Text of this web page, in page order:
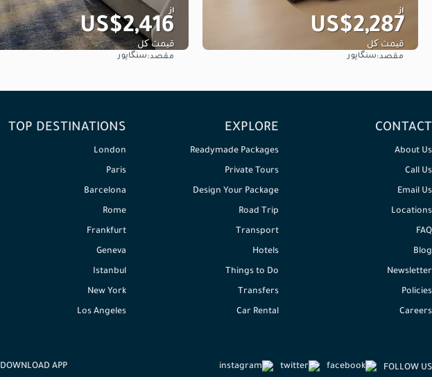
از
US$2,287
قیمت کل
مقصد:سنگاپور
از
US$2,416
قیمت کل
مقصد:سنگاپور
CONTACT
About Us
Call Us
Email Us
Locations
FAQ
Blog
Newsletter
Policies
Careers
EXPLORE
Readymade Packages
Private Tours
Design Your Package
Road Trip
Transport
Hotels
Things to Do
Transfers
Car Rental
TOP DESTINATIONS
London
Paris
Barcelona
Rome
Frankfurt
Geneva
Istanbul
New York
Los Angeles
FOLLOW US
DOWNLOAD APP